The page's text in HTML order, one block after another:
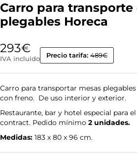
Carro para transporte
plegables Horeca
293€
IVA incluido Precio tarifa: 489€
Carro para transportar mesas
con freno. De uso interior y exterior.
Restaurante, bar y hotel especial para
contract. Pedido mínimo 2 unidades.
Medidas: 183 x 80 x 96 cm.